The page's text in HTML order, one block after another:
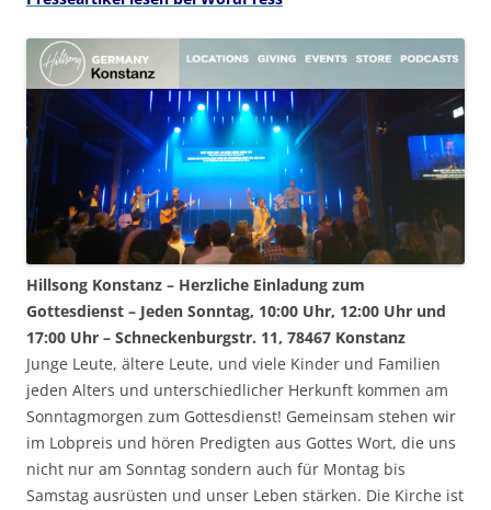
Hillsong Konstanz – Herzliche Einladung zum
Gottesdienst – Jeden Sonntag, 10:00 Uhr, 12:00 Uhr und
17:00 Uhr – Schneckenburgstr. 11, 78467 Konstanz
Junge Leute, ältere Leute, und viele Kinder und Familien
jeden Alters und unterschiedlicher Herkunft kommen am
Sonntagmorgen zum Gottesdienst! Gemeinsam stehen wir
im Lobpreis und hören Predigten aus Gottes Wort, die uns
nicht nur am Sonntag sondern auch für Montag bis
Samstag ausrüsten und unser Leben stärken. Die Kirche ist